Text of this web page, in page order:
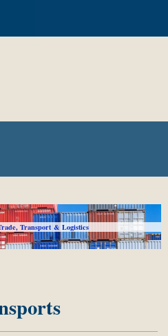
Transport & Logistics